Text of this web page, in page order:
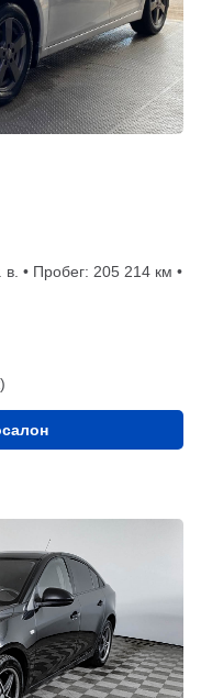
• Пробег: 205 214 км •